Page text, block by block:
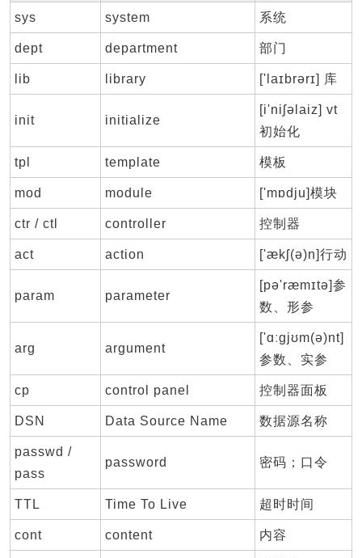
sys system 系统
dept department 部门
lib library ['laɪbrərɪ] 库
init initialize
[i'niʃəlaiz] vt
初始化
tpl template 模板
mod module ['mɒdju]模块
ctr / ctl controller 控制器
act action ['ækʃ(ə)n]行动
param parameter
[pə'ræmɪtə]参
数、形参
arg argument
['ɑːgjʊm(ə)nt]
参数、实参
cp control panel 控制器面板
DSN Data Source Name 数据源名称
passwd /
pass
password 密码；口令
TTL Time To Live 超时时间
cont content 内容